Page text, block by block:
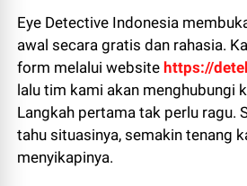
Eye Detective Indonesia
awal secara gratis dan rahasia.
form melalui website https://
lalu tim kami akan menghubungi
Langkah pertama tak perlu ragu.
tahu situasinya, semakin tenang
menyikapinya.